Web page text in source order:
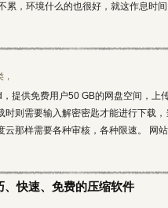
累，环境什么的也很好，就这作息时
，
提供免费用户50 GB的网盘空间，上
时则需要输入解密密匙才能进行下载
云那样需要各种审核，各种限速。 网
快速、免费的压缩软件